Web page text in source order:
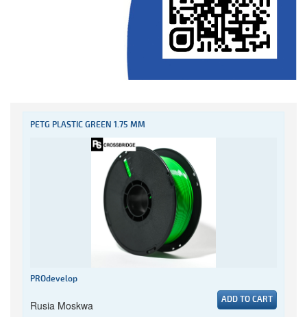
PETG PLASTIC GREEN 1.75 MM
PROdevelop
Rusia Moskwa ADD TO CART